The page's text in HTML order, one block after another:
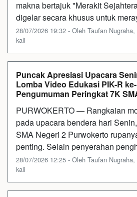
makna bertajuk "Merakit
digelar secara khusus untuk
28/07/2026 19:32 - Oleh Taufan
kali
Puncak Apresiasi Upacara
Lomba Video Edukasi PIK-R
Pengumuman Peringkat 7K
PURWOKERTO — Rangkaian
pada upacara bendera hari
SMA Negeri 2 Purwokerto
penting. Selain penyerahan
28/07/2026 12:25 - Oleh Taufan
kali